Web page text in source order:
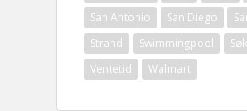
San Antonio
San Diego
Strand
Swimmingpool
Ventetid
Walmart